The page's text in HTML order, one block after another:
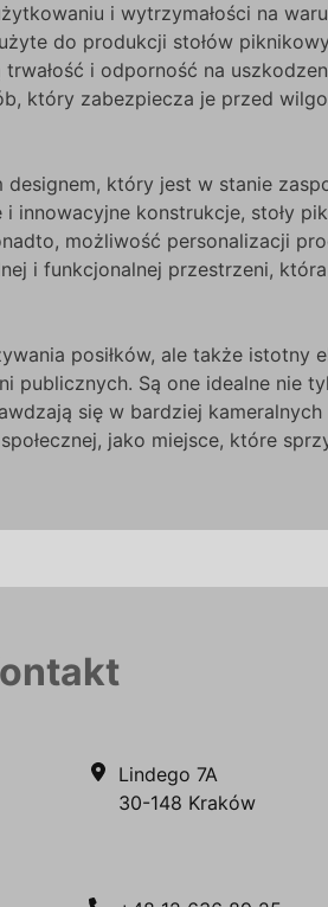
i wytrzymałości na
do produkcji stołów
i odporność na
który zabezpiecza je przed
który jest w stanie
konstrukcje, stoły
możliwość personalizacji
i funkcjonalnej przestrzeni,
posiłków, ale także istotny
Są one idealne nie
się w bardziej
jako miejsce, które
Lindego 7A
30-148 Kraków